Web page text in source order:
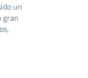
un
gran